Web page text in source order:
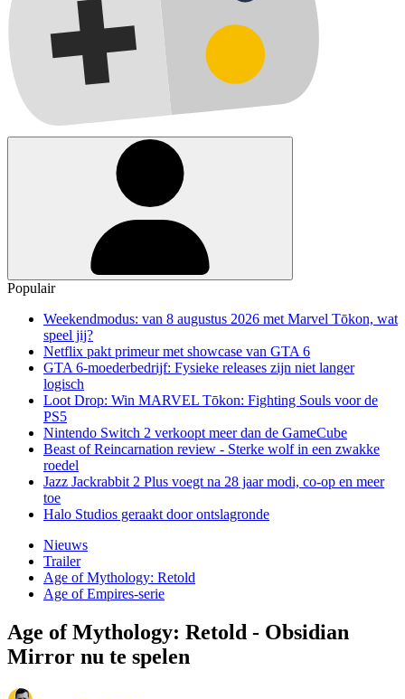
Populair
Weekendmodus: van 8 augustus 2026 met Marvel Tōkon, wat
speel jij?
Netflix pakt primeur met showcase van GTA 6
GTA 6-moederbedrijf: Fysieke releases zijn niet langer
logisch
Loot Drop: Win MARVEL Tōkon: Fighting Souls voor de
PS5
Nintendo Switch 2 verkoopt meer dan de GameCube
Beast of Reincarnation review - Sterke wolf in een zwakke
roedel
Jazz Jackrabbit 2 Plus voegt na 28 jaar modi, co-op en meer
toe
Halo Studios geraakt door ontslagronde
Nieuws
Trailer
Age of Mythology: Retold
Age of Empires-serie
Age of Mythology: Retold - Obsidian
Mirror nu te spelen